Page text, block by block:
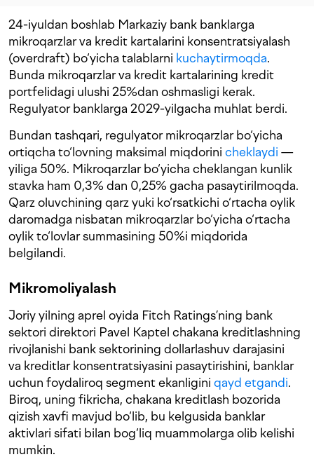
24-iyuldan boshlab Markaziy bank banklarga
mikroqarzlar va kredit kartalarini konsentratsiyalash
(overdraft) bo‘yicha talablarni kuchaytirmoqda.
Bunda mikroqarzlar va kredit kartalarining kredit
portfelidagi ulushi 25%dan oshmasligi kerak.
Regulyator banklarga 2029-yilgacha muhlat berdi.
Bundan tashqari, regulyator mikroqarzlar bo‘yicha
ortiqcha to‘lovning maksimal miqdorini cheklaydi —
yiliga 50%. Mikroqarzlar bo‘yicha cheklangan kunlik
stavka ham 0,3% dan 0,25% gacha pasaytirilmoqda.
Qarz oluvchining qarz yuki ko‘rsatkichi o‘rtacha oylik
daromadga nisbatan mikroqarzlar bo‘yicha o‘rtacha
oylik to‘lovlar summasining 50%i miqdorida
belgilandi.
Mikromoliyalash
Joriy yilning aprel oyida Fitch Ratings’ning bank
sektori direktori Pavel Kaptel chakana kreditlashning
rivojlanishi bank sektorining dollarlashuv darajasini
va kreditlar konsentratsiyasini pasaytirishini, banklar
uchun foydaliroq segment ekanligini qayd etgandi.
Biroq, uning fikricha, chakana kreditlash bozorida
qizish xavfi mavjud bo‘lib, bu kelgusida banklar
aktivlari sifati bilan bog‘liq muammolarga olib kelishi
mumkin.